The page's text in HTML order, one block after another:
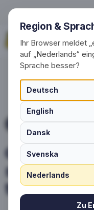
Region &
Ihr Browser meldet
auf „Nederlands“
Sprache besser?
Deutsch
English
Dansk
Svenska
Nederlands
Zu
SPORTSOKKEN MET